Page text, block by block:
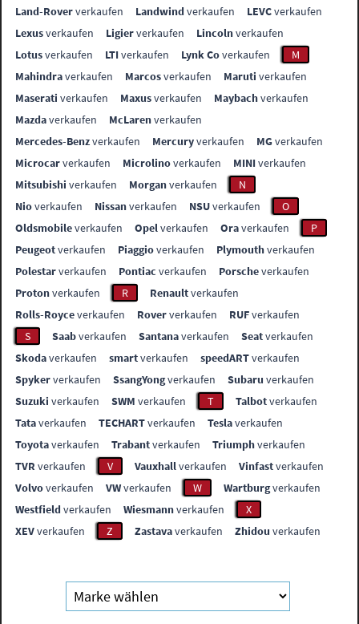
Land-Roververkaufen Landwindverkaufen LEVCverkaufen
Lexusverkaufen Ligierverkaufen Lincolnverkaufen
Lotusverkaufen LTIverkaufen Lynk Coverkaufen
M
Mahindraverkaufen Marcosverkaufen Maruti verkaufen
Maserati verkaufen Maxusverkaufen Maybachverkaufen
Mazdaverkaufen McLarenverkaufen
Mercedes-Benzverkaufen Mercuryverkaufen MGverkaufen
Microcarverkaufen Microlinoverkaufen MINIverkaufen
Mitsubishi verkaufen Morganverkaufen
N
Nioverkaufen Nissanverkaufen NSUverkaufen
O
Oldsmobileverkaufen Opelverkaufen Oraverkaufen
P
Peugeotverkaufen Piaggioverkaufen Plymouthverkaufen
Polestarverkaufen Pontiac verkaufen Porscheverkaufen
Protonverkaufen R Renaultverkaufen
Rolls-Royceverkaufen Roververkaufen RUFverkaufen
S
Saabverkaufen Santanaverkaufen Seatverkaufen
Skodaverkaufen smartverkaufen speedARTverkaufen
Spykerverkaufen SsangYongverkaufen Subaru verkaufen
Suzuki verkaufen SWM verkaufen T Talbotverkaufen
Tataverkaufen TECHARTverkaufen Teslaverkaufen
Toyotaverkaufen Trabantverkaufen Triumphverkaufen
TVR verkaufen V Vauxhallverkaufen Vinfastverkaufen
Volvoverkaufen VWverkaufen W Wartburgverkaufen
Westfieldverkaufen Wiesmannverkaufen
X
XEVverkaufen Z Zastavaverkaufen Zhidou verkaufen